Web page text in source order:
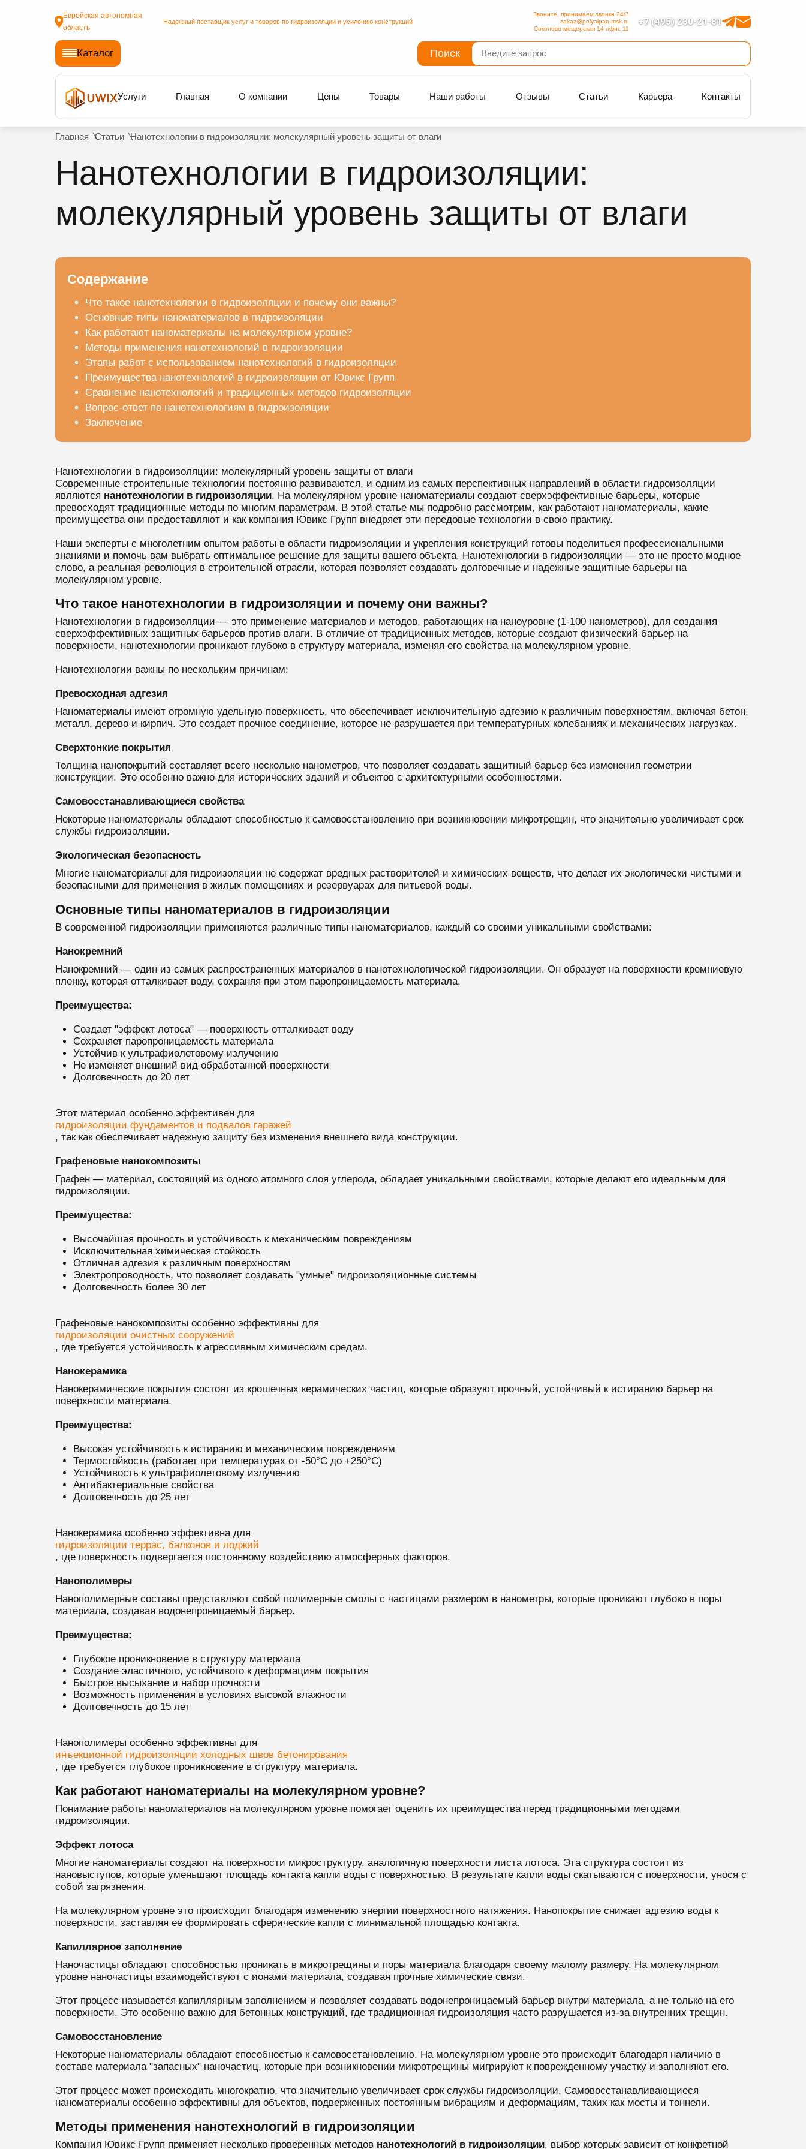
Еврейская автономная
область
Надежный поставщик услуг и товаров по гидроизоляции и усилению конструкций +7 (495) 230-21-81
Звоните, принимаем звонки 24/7
zakaz@polyalpan-msk.ru
Соколово-мещерская 14 офис 11
Каталог Поиск
Услуги Главная О компании Цены Товары Наши работы Отзывы Статьи Карьера Контакты
Главная Статьи Нанотехнологии в гидроизоляции: молекулярный уровень защиты от влаги
Нанотехнологии в гидроизоляции:
молекулярный уровень защиты от влаги
Содержание
Что такое нанотехнологии в гидроизоляции и почему они важны?
Основные типы наноматериалов в гидроизоляции
Как работают наноматериалы на молекулярном уровне?
Методы применения нанотехнологий в гидроизоляции
Этапы работ с использованием нанотехнологий в гидроизоляции
Преимущества нанотехнологий в гидроизоляции от Ювикс Групп
Сравнение нанотехнологий и традиционных методов гидроизоляции
Вопрос-ответ по нанотехнологиям в гидроизоляции
Заключение
Нанотехнологии в гидроизоляции: молекулярный уровень защиты от влаги
Современные строительные технологии постоянно развиваются, и одним из самых перспективных направлений в области гидроизоляции
являются нанотехнологии в гидроизоляции. На молекулярном уровне наноматериалы создают сверхэффективные барьеры, которые
превосходят традиционные методы по многим параметрам. В этой статье мы подробно рассмотрим, как работают наноматериалы, какие
преимущества они предоставляют и как компания Ювикс Групп внедряет эти передовые технологии в свою практику.
Наши эксперты с многолетним опытом работы в области гидроизоляции и укрепления конструкций готовы поделиться профессиональными
знаниями и помочь вам выбрать оптимальное решение для защиты вашего объекта. Нанотехнологии в гидроизоляции — это не просто модное
слово, а реальная революция в строительной отрасли, которая позволяет создавать долговечные и надежные защитные барьеры на
молекулярном уровне.
Что такое нанотехнологии в гидроизоляции и почему они важны?
Нанотехнологии в гидроизоляции — это применение материалов и методов, работающих на наноуровне (1-100 нанометров), для создания
сверхэффективных защитных барьеров против влаги. В отличие от традиционных методов, которые создают физический барьер на
поверхности, нанотехнологии проникают глубоко в структуру материала, изменяя его свойства на молекулярном уровне.
Нанотехнологии важны по нескольким причинам:
Превосходная адгезия
Наноматериалы имеют огромную удельную поверхность, что обеспечивает исключительную адгезию к различным поверхностям, включая бетон,
металл, дерево и кирпич. Это создает прочное соединение, которое не разрушается при температурных колебаниях и механических нагрузках.
Сверхтонкие покрытия
Толщина нанопокрытий составляет всего несколько нанометров, что позволяет создавать защитный барьер без изменения геометрии
конструкции. Это особенно важно для исторических зданий и объектов с архитектурными особенностями.
Самовосстанавливающиеся свойства
Некоторые наноматериалы обладают способностью к самовосстановлению при возникновении микротрещин, что значительно увеличивает срок
службы гидроизоляции.
Экологическая безопасность
Многие наноматериалы для гидроизоляции не содержат вредных растворителей и химических веществ, что делает их экологически чистыми и
безопасными для применения в жилых помещениях и резервуарах для питьевой воды.
Основные типы наноматериалов в гидроизоляции
В современной гидроизоляции применяются различные типы наноматериалов, каждый со своими уникальными свойствами:
Нанокремний
Нанокремний — один из самых распространенных материалов в нанотехнологической гидроизоляции. Он образует на поверхности кремниевую
пленку, которая отталкивает воду, сохраняя при этом паропроницаемость материала.
Преимущества:
Создает "эффект лотоса" — поверхность отталкивает воду
Сохраняет паропроницаемость материала
Устойчив к ультрафиолетовому излучению
Не изменяет внешний вид обработанной поверхности
Долговечность до 20 лет
Этот материал особенно эффективен для
гидроизоляции фундаментов и подвалов гаражей
, так как обеспечивает надежную защиту без изменения внешнего вида конструкции.
Графеновые нанокомпозиты
Графен — материал, состоящий из одного атомного слоя углерода, обладает уникальными свойствами, которые делают его идеальным для
гидроизоляции.
Преимущества:
Высочайшая прочность и устойчивость к механическим повреждениям
Исключительная химическая стойкость
Отличная адгезия к различным поверхностям
Электропроводность, что позволяет создавать "умные" гидроизоляционные системы
Долговечность более 30 лет
Графеновые нанокомпозиты особенно эффективны для
гидроизоляции очистных сооружений
, где требуется устойчивость к агрессивным химическим средам.
Нанокерамика
Нанокерамические покрытия состоят из крошечных керамических частиц, которые образуют прочный, устойчивый к истиранию барьер на
поверхности материала.
Преимущества:
Высокая устойчивость к истиранию и механическим повреждениям
Термостойкость (работает при температурах от -50°C до +250°C)
Устойчивость к ультрафиолетовому излучению
Антибактериальные свойства
Долговечность до 25 лет
Нанокерамика особенно эффективна для
гидроизоляции террас, балконов и лоджий
, где поверхность подвергается постоянному воздействию атмосферных факторов.
Нанополимеры
Нанополимерные составы представляют собой полимерные смолы с частицами размером в нанометры, которые проникают глубоко в поры
материала, создавая водонепроницаемый барьер.
Преимущества:
Глубокое проникновение в структуру материала
Создание эластичного, устойчивого к деформациям покрытия
Быстрое высыхание и набор прочности
Возможность применения в условиях высокой влажности
Долговечность до 15 лет
Нанополимеры особенно эффективны для
инъекционной гидроизоляции холодных швов бетонирования
, где требуется глубокое проникновение в структуру материала.
Как работают наноматериалы на молекулярном уровне?
Понимание работы наноматериалов на молекулярном уровне помогает оценить их преимущества перед традиционными методами
гидроизоляции.
Эффект лотоса
Многие наноматериалы создают на поверхности микроструктуру, аналогичную поверхности листа лотоса. Эта структура состоит из
нановыступов, которые уменьшают площадь контакта капли воды с поверхностью. В результате капли воды скатываются с поверхности, унося с
собой загрязнения.
На молекулярном уровне это происходит благодаря изменению энергии поверхностного натяжения. Нанопокрытие снижает адгезию воды к
поверхности, заставляя ее формировать сферические капли с минимальной площадью контакта.
Капиллярное заполнение
Наночастицы обладают способностью проникать в микротрещины и поры материала благодаря своему малому размеру. На молекулярном
уровне наночастицы взаимодействуют с ионами материала, создавая прочные химические связи.
Этот процесс называется капиллярным заполнением и позволяет создавать водонепроницаемый барьер внутри материала, а не только на его
поверхности. Это особенно важно для бетонных конструкций, где традиционная гидроизоляция часто разрушается из-за внутренних трещин.
Самовосстановление
Некоторые наноматериалы обладают способностью к самовосстановлению. На молекулярном уровне это происходит благодаря наличию в
составе материала "запасных" наночастиц, которые при возникновении микротрещины мигрируют к поврежденному участку и заполняют его.
Этот процесс может происходить многократно, что значительно увеличивает срок службы гидроизоляции. Самовосстанавливающиеся
наноматериалы особенно эффективны для объектов, подверженных постоянным вибрациям и деформациям, таких как мосты и тоннели.
Методы применения нанотехнологий в гидроизоляции
Компания Ювикс Групп применяет несколько проверенных методов нанотехнологий в гидроизоляции, выбор которых зависит от конкретной